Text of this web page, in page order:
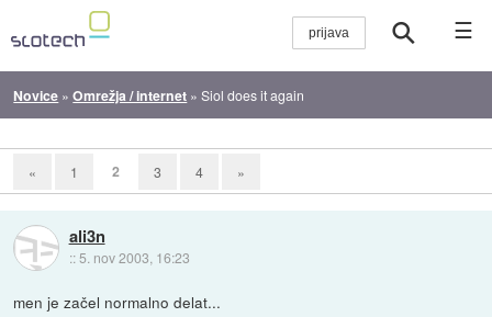
☰
Novice »Omrežja / internet »Siol does it again
« 1 2 3 4 »
ali3n
:: 5. nov 2003, 16:23
men je začel normalno delat...